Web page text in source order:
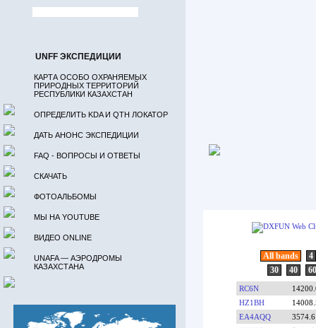
UNFF ЭКСПЕДИЦИИ
КАРТА ОСОБО ОХРАНЯЕМЫХ
ПРИРОДНЫХ ТЕРРИТОРИЙ
РЕСПУБЛИКИ КАЗАХСТАН
ОПРЕДЕЛИТЬ KDA И QTH ЛОКАТОР
ДАТЬ АНОНС ЭКСПЕДИЦИИ
FAQ - ВОПРОСЫ И ОТВЕТЫ
СКАЧАТЬ
ФОТОАЛЬБОМЫ
МЫ НА YOUTUBE
ВИДЕО ONLINE
UNAFA — АЭРОДРОМЫ
КАЗАХСТАНА